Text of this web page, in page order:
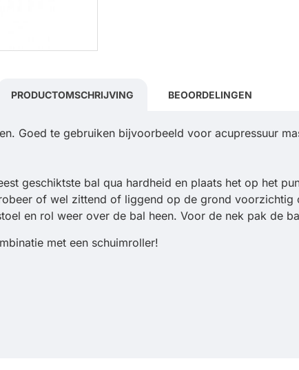
PRODUCTOMSCHRIJVING BEOORDELINGEN
Goed te gebruiken bijvoorbeeld voor acupressuur
geschiktste bal qua hardheid en plaats het op het
of wel zittend of liggend op de grond voorzichtig
en rol weer over de bal heen. Voor de nek pak de
met een schuimroller!